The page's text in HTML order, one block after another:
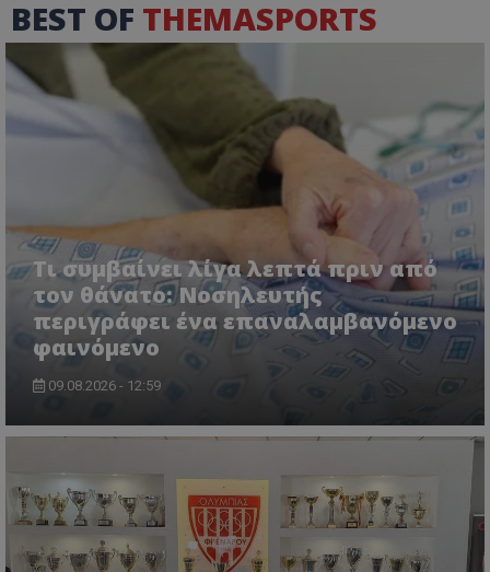
BEST OF THEMASPORTS
Τι συμβαίνει λίγα λεπτά πριν από
τον θάνατο: Νοσηλευτής
περιγράφει ένα επαναλαμβανόμενο
φαινόμενο
09.08.2026 - 12:59